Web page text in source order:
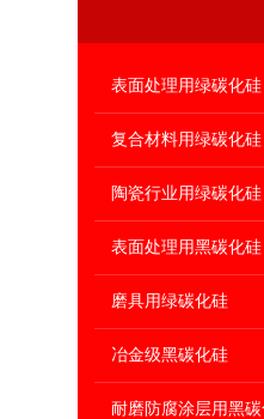
表面处理用绿碳化硅
复合材料用绿碳化硅
陶瓷行业用绿碳化硅
表面处理用黑碳化硅
磨具用绿碳化硅
冶金级黑碳化硅
耐磨防腐涂层用黑